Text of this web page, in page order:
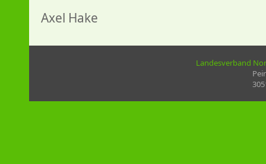
Axel Hake
Landesverband